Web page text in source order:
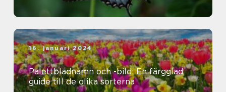
16. januari 2024
Palettbladnamn och -bild: En färgglad
guide till de olika sorterna